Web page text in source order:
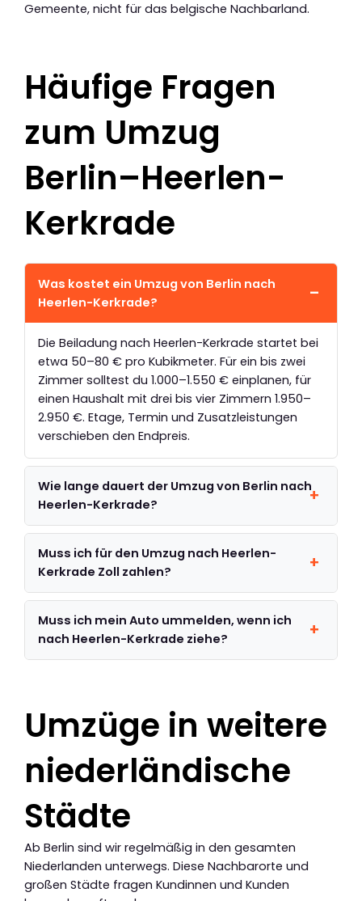
Gemeente, nicht für das belgische Nachbarland.
Häufige Fragen
zum Umzug
Berlin–Heerlen-
Kerkrade
Was kostet ein Umzug von Berlin nach
Heerlen-Kerkrade?
Die Beiladung nach Heerlen-Kerkrade startet bei
etwa 50–80 € pro Kubikmeter. Für ein bis zwei
Zimmer solltest du 1.000–1.550 € einplanen, für
einen Haushalt mit drei bis vier Zimmern 1.950–
2.950 €. Etage, Termin und Zusatzleistungen
verschieben den Endpreis.
Wie lange dauert der Umzug von Berlin nach
Heerlen-Kerkrade?
Muss ich für den Umzug nach Heerlen-
Kerkrade Zoll zahlen?
Muss ich mein Auto ummelden, wenn ich
nach Heerlen-Kerkrade ziehe?
Umzüge in weitere
niederländische
Städte
Ab Berlin sind wir regelmäßig in den gesamten
Niederlanden unterwegs. Diese Nachbarorte und
großen Städte fragen Kundinnen und Kunden